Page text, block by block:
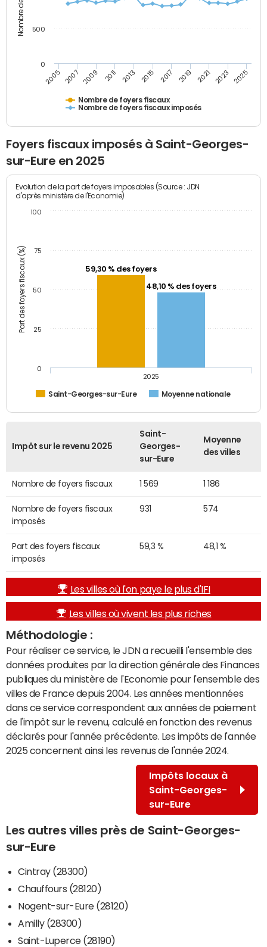
Nombre de foyers fiscaux
Nombre de foyers fiscaux imposés
2005 2007 2009 2011 2013 2015 2017 2019 2021 2023 2025
0
500
Foyers fiscaux imposés à Saint-Georges-
sur-Eure en 2025
Part des foyers fiscaux (%)
Evolution de la part de foyers imposables (Source : JDN
d'après ministère de l'Economie)
59,30 % des foyers
48,10 % des foyers
Saint-Georges-sur-Eure Moyenne nationale
2025
0
25
50
75
100
Impôt sur le revenu 2025
Saint-
Georges-
sur-Eure
Moyenne
des villes
Nombre de foyers fiscaux 1 569 1 186
Nombre de foyers fiscaux
imposés
931 574
Part des foyers fiscaux
imposés
59,3 % 48,1 %
Les villes où l'on paye le plus d'IFI
Les villes où vivent les plus riches
Méthodologie :
Pour réaliser ce service, le JDN a recueilli l'ensemble des
données produites par la direction générale des Finances
publiques du ministère de l'Economie pour l'ensemble des
villes de France depuis 2004. Les années mentionnées
dans ce service correspondent aux années de paiement
de l'impôt sur le revenu, calculé en fonction des revenus
déclarés pour l'année précédente. Les impôts de l'année
2025 concernent ainsi les revenus de l'année 2024.
Impôts locaux à
Saint-Georges-
sur-Eure
Les autres villes près de Saint-Georges-
sur-Eure
Cintray (28300)
Chauffours (28120)
Nogent-sur-Eure (28120)
Amilly (28300)
Saint-Luperce (28190)